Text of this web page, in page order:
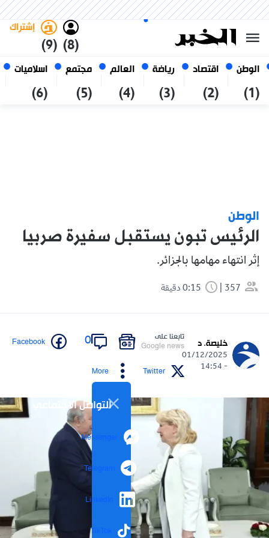
الوطن
(1)
اقتصاد
(2)
رياضة
(3)
العالم
(4)
مجتمع
(5)
اسلاميات
(6)
(8)
إشتراك
(9)
06 أغسطس 2026
الجزائر
الوطن
الرئيس تبون يستقبل سفيرة صربيا
إثر انتهاء مهامها بالجزائر.
357
خليصة. د
01/12/2025
- 14:54
تابعنا على
Google news
0
Facebook
Twitter
More
التواصل الاجتماعي
Messenger
Telegram
LinkedIn
TikTok